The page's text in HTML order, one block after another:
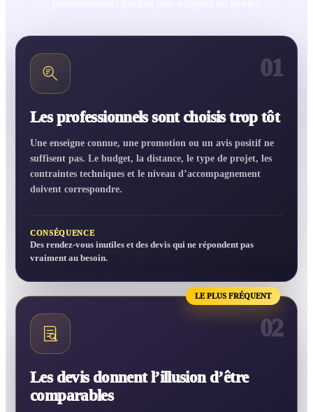
01
Les professionnels sont choisis trop tôt
Une enseigne connue, une promotion ou un avis positif ne
suffisent pas. Le budget, la distance, le type de projet, les
contraintes techniques et le niveau d’accompagnement
doivent correspondre.
CONSÉQUENCE
Des rendez-vous inutiles et des devis qui ne répondent pas
vraiment au besoin.
LE PLUS FRÉQUENT
02
Les devis donnent l’illusion d’être
comparables